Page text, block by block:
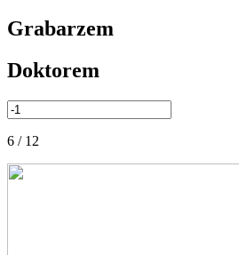
Grabarzem
Doktorem
6 / 12